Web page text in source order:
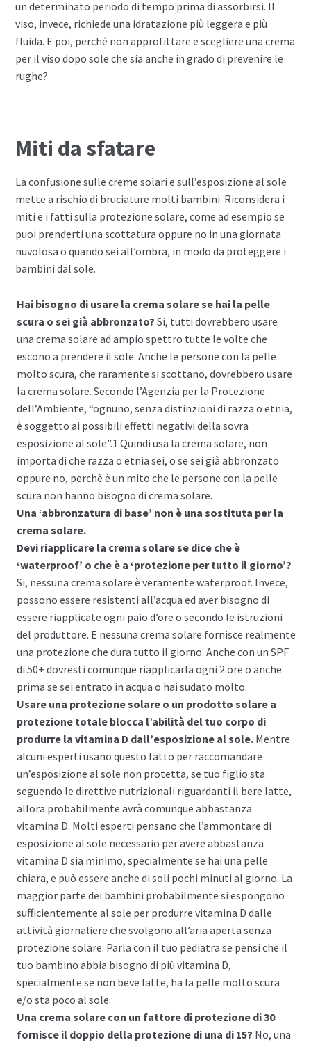
un determinato periodo di tempo prima di assorbirsi. Il
viso, invece, richiede una idratazione più leggera e più
fluida. E poi, perché non approfittare e scegliere una crema
per il viso dopo sole che sia anche in grado di prevenire le
rughe?
Miti da sfatare
La confusione sulle creme solari e sull’esposizione al sole
mette a rischio di bruciature molti bambini. Riconsidera i
miti e i fatti sulla protezione solare, come ad esempio se
puoi prenderti una scottatura oppure no in una giornata
nuvolosa o quando sei all’ombra, in modo da proteggere i
bambini dal sole.
Hai bisogno di usare la crema solare se hai la pelle
scura o sei già abbronzato? Si, tutti dovrebbero usare
una crema solare ad ampio spettro tutte le volte che
escono a prendere il sole. Anche le persone con la pelle
molto scura, che raramente si scottano, dovrebbero usare
la crema solare. Secondo l’Agenzia per la Protezione
dell’Ambiente, “ognuno, senza distinzioni di razza o etnia,
è soggetto ai possibili effetti negativi della sovra
esposizione al sole”.1 Quindi usa la crema solare, non
importa di che razza o etnia sei, o se sei già abbronzato
oppure no, perchè è un mito che le persone con la pelle
scura non hanno bisogno di crema solare.
Una ‘abbronzatura di base’ non è una sostituta per la
crema solare.
Devi riapplicare la crema solare se dice che è
‘waterproof’ o che è a ‘protezione per tutto il giorno’?
Si, nessuna crema solare è veramente waterproof. Invece,
possono essere resistenti all’acqua ed aver bisogno di
essere riapplicate ogni paio d’ore o secondo le istruzioni
del produttore. E nessuna crema solare fornisce realmente
una protezione che dura tutto il giorno. Anche con un SPF
di 50+ dovresti comunque riapplicarla ogni 2 ore o anche
prima se sei entrato in acqua o hai sudato molto.
Usare una protezione solare o un prodotto solare a
protezione totale blocca l’abilità del tuo corpo di
produrre la vitamina D dall’esposizione al sole. Mentre
alcuni esperti usano questo fatto per raccomandare
un’esposizione al sole non protetta, se tuo figlio sta
seguendo le direttive nutrizionali riguardanti il bere latte,
allora probabilmente avrà comunque abbastanza
vitamina D. Molti esperti pensano che l’ammontare di
esposizione al sole necessario per avere abbastanza
vitamina D sia minimo, specialmente se hai una pelle
chiara, e può essere anche di soli pochi minuti al giorno. La
maggior parte dei bambini probabilmente si espongono
sufficientemente al sole per produrre vitamina D dalle
attività giornaliere che svolgono all’aria aperta senza
protezione solare. Parla con il tuo pediatra se pensi che il
tuo bambino abbia bisogno di più vitamina D,
specialmente se non beve latte, ha la pelle molto scura
e/o sta poco al sole.
Una crema solare con un fattore di protezione di 30
fornisce il doppio della protezione di una di 15? No, una